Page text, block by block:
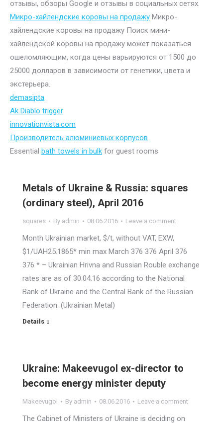
отзывы, обзоры Google и отзывы в социальных сетях.
Микро-хайлендские коровы на продажу Микро-
хайлендские коровы на продажу Поиск мини-
хайлендской коровы на продажу может показаться
ошеломляющим, когда цены варьируются от 1500 до
25000 долларов в зависимости от генетики, цвета и
экстерьера.
demasipta
Ak Diablo trigger
innovationvista.com
Производитель алюминиевых корпусов
Essential bath towels in bulk for guest rooms
Metals of Ukraine & Russia: squares
(ordinary steel), April 2016
squares By admin 08.06.2016 Leave a comment
Month Ukrainian market, $/t, without VAT, EXW,
$1/UAH25.1865* min max March 376 376 April 376
376 * – Ukrainian Hrivna and Russian Rouble exchange
rates are as of 30.04.16 according to the National
Bank of Ukraine and the Central Bank of the Russian
Federation. (Ukrainian Metal)
Details
Ukraine: Makeevugol ex-director to
become energy minister deputy
Makeevugol By admin 08.06.2016 Leave a comment
The Cabinet of Ministers of Ukraine is deciding on